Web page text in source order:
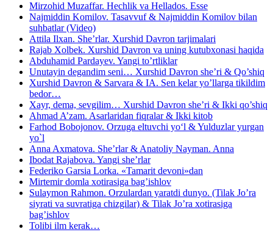
Mirzohid Muzaffar. Hechlik va Hellados. Esse
Najmiddin Komilov. Tasavvuf & Najmiddin Komilov bilan
suhbatlar (Video)
Attila Ilxan. She’rlar. Xurshid Davron tarjimalari
Rajab Xolbek. Xurshid Davron va uning kutubxonasi haqida
Abduhamid Pardayev. Yangi to’rtliklar
Unutayin degandim seni… Xurshid Davron she’ri & Qo’shiq
Xurshid Davron & Sarvara & IA. Sen kelar yo’llarga tikildim
bedor…
Xayr, dema, sevgilim… Xurshid Davron she’ri & Ikki qo’shiq
Ahmad A’zam. Asarlaridan fiqralar & Ikki kitob
Farhod Bobojonov. Orzuga eltuvchi yo‘l & Yulduzlar yurgan
yo`l
Anna Axmatova. She’rlar & Anatoliy Nayman. Anna
Ibodat Rajabova. Yangi she’rlar
Federiko Garsia Lorka. «Tamarit devoni»dan
Mirtemir domla xotirasiga bag’ishlov
Sulaymon Rahmon. Orzulardan yaratdi dunyo. (Tilak Jo’ra
siyrati va suvratiga chizgilar) & Tilak Jo’ra xotirasiga
bag’ishlov
Tolibi ilm kerak…